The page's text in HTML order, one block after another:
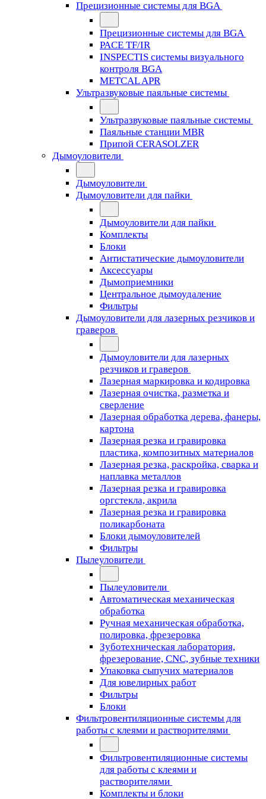
Прецизионные системы для BGA
Прецизионные системы для BGA
PACE TF/IR
INSPECTIS системы визуального
контроля BGA
METCAL APR
Ультразвуковые паяльные системы
Ультразвуковые паяльные системы
Паяльные станции MBR
Припой CERASOLZER
Дымоуловители
Дымоуловители
Дымоуловители для пайки
Дымоуловители для пайки
Комплекты
Блоки
Антистатические дымоуловители
Аксессуары
Дымоприемники
Центральное дымоудаление
Фильтры
Дымоуловители для лазерных резчиков и
граверов
Дымоуловители для лазерных
резчиков и граверов
Лазерная маркировка и кодировка
Лазерная очистка, разметка и
сверление
Лазерная обработка дерева, фанеры,
картона
Лазерная резка и гравировка
пластика, композитных материалов
Лазерная резка, раскройка, сварка и
наплавка металлов
Лазерная резка и гравировка
оргстекла, акрила
Лазерная резка и гравировка
поликарбоната
Блоки дымоуловителей
Фильтры
Пылеуловители
Пылеуловители
Автоматическая механическая
обработка
Ручная механическая обработка,
полировка, фрезеровка
Зуботехническая лаборатория,
фрезерование, CNC, зубные техники
Упаковка сыпучих материалов
Для ювелирных работ
Фильтры
Блоки
Фильтровентиляционные системы для
работы с клеями и растворителями
Фильтровентиляционные системы
для работы с клеями и
растворителями
Комплекты и блоки